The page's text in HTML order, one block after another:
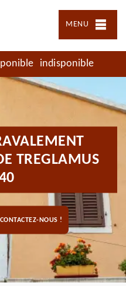
MENU
indisponible
TREGLAMUS
CONTACTEZ-NOUS !